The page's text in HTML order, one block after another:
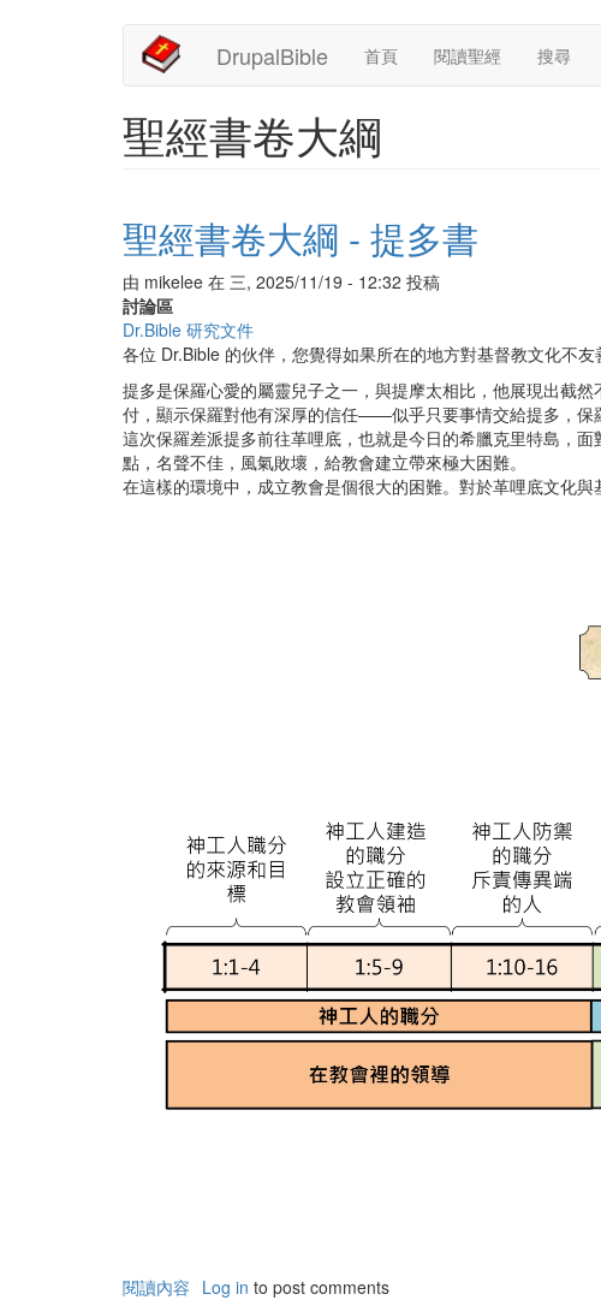
DrupalBible
Main
navigation
首頁 閱讀聖經 搜尋
User
account
menu
聖經書卷大綱
聖經書卷大綱 - 提多書
由 mikelee 在 三, 2025/11/19 - 12:32 投稿
討論區
Dr.Bible 研究文件
各位 Dr.Bible 的伙伴，您覺得如果所在的地方對基督教文化不友
提多是保羅心愛的屬靈兒子之一，與提摩太相比，他展現出截
付，顯示保羅對他有深厚的信任——似乎只要事情交給提多，保
這次保羅差派提多前往革哩底，也就是今日的希臘克里特島，
點，名聲不佳，風氣敗壞，給教會建立帶來極大困難。
在這樣的環境中，成立教會是個很大的困難。對於革哩底文化
閱讀內容 有Log in to post comments